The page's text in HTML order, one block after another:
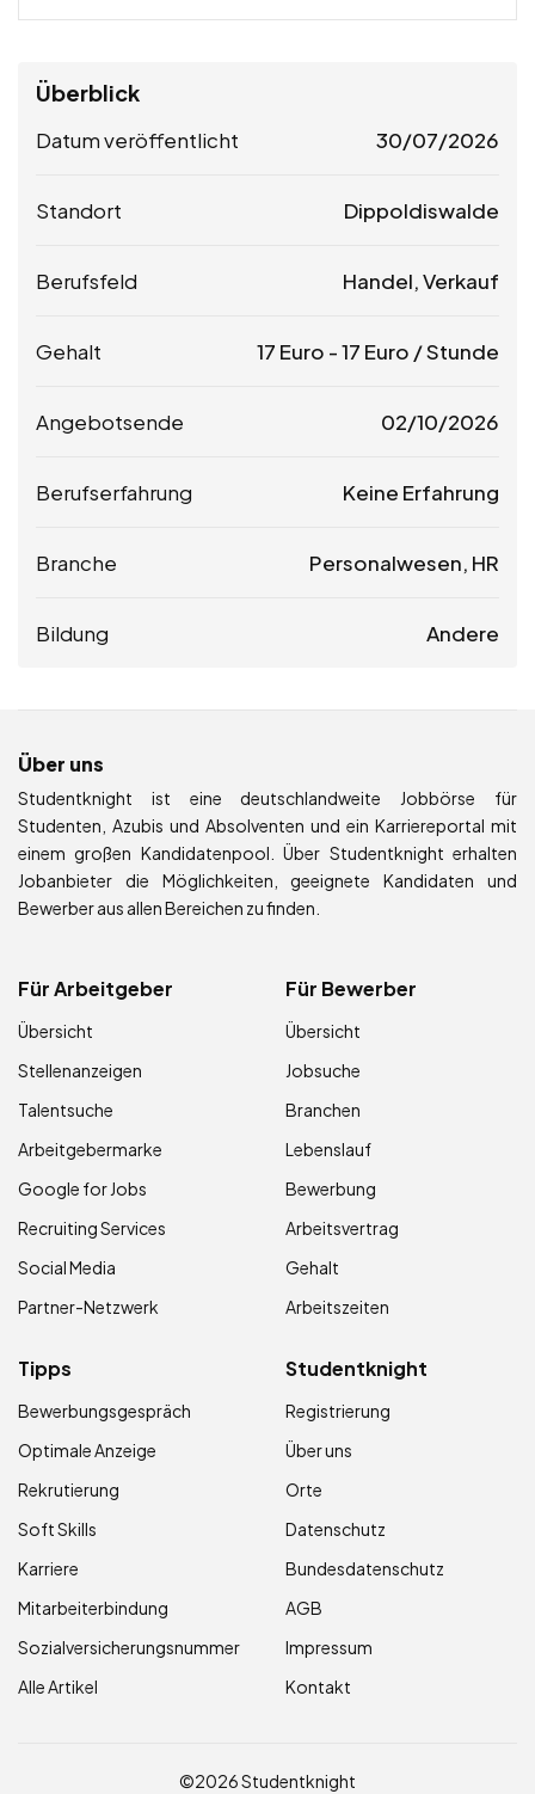
Überblick
Datum veröffentlicht 30/07/2026
Standort Dippoldiswalde
Berufsfeld Handel, Verkauf
Gehalt 17 Euro -17 Euro / Stunde
Angebotsende 02/10/2026
Berufserfahrung Keine Erfahrung
Branche Personalwesen, HR
Bildung Andere
Über uns
Studentknight ist eine deutschlandweite Jobbörse für
Studenten, Azubis und Absolventen und ein Karriereportal mit
einem großen Kandidatenpool. Über Studentknight erhalten
Jobanbieter die Möglichkeiten, geeignete Kandidaten und
Bewerber aus allen Bereichen zu finden.
Für Arbeitgeber
Übersicht
Stellenanzeigen
Talentsuche
Arbeitgebermarke
Google for Jobs
Recruiting Services
Social Media
Partner-Netzwerk
Für Bewerber
Übersicht
Jobsuche
Branchen
Lebenslauf
Bewerbung
Arbeitsvertrag
Gehalt
Arbeitszeiten
Tipps
Bewerbungsgespräch
Optimale Anzeige
Rekrutierung
Soft Skills
Karriere
Mitarbeiterbindung
Sozialversicherungsnummer
Alle Artikel
Studentknight
Registrierung
Über uns
Orte
Datenschutz
Bundesdatenschutz
AGB
Impressum
Kontakt
©2026 Studentknight